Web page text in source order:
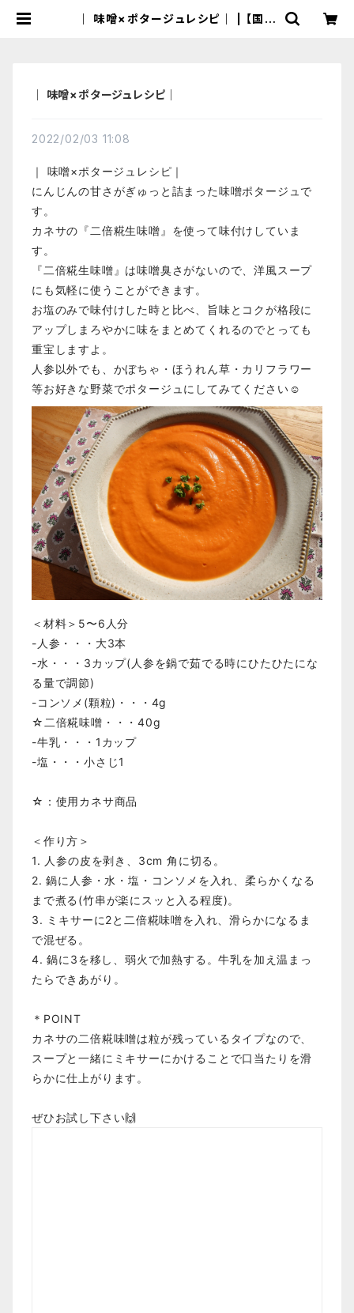
｜ 味噌×ポタージュレシピ｜ | 【国産
｜ 味噌×ポタージュレシピ｜
2022/02/03 11:08
｜ 味噌×ポタージュレシピ｜
にんじんの甘さがぎゅっと詰まった味噌ポタージュで
す。
カネサの『二倍糀生味噌』を使って味付けしていま
す。
『二倍糀生味噌』は味噌臭さがないので、洋風スープ
にも気軽に使うことができます。
お塩のみで味付けした時と比べ、旨味とコクが格段に
アップしまろやかに味をまとめてくれるのでとっても
重宝しますよ。
人参以外でも、かぼちゃ・ほうれん草・カリフラワー
等お好きな野菜でポタージュにしてみてください☺️
＜材料＞5〜6人分
-人参・・・大3本
-水・・・3カップ(人参を鍋で茹でる時にひたひたにな
る量で調節)
-コンソメ(顆粒)・・・4g
☆二倍糀味噌・・・40g
-牛乳・・・1カップ
-塩・・・小さじ1
☆：使用カネサ商品
＜作り方＞
1. 人参の皮を剥き、3cm 角に切る。
2. 鍋に人参・水・塩・コンソメを入れ、柔らかくなる
まで煮る(竹串が楽にスッと入る程度)。
3. ミキサーに2と二倍糀味噌を入れ、滑らかになるま
で混ぜる。
4. 鍋に3を移し、弱火で加熱する。牛乳を加え温まっ
たらできあがり。
＊POINT
カネサの二倍糀味噌は粒が残っているタイプなので、
スープと一緒にミキサーにかけることで口当たりを滑
らかに仕上がります。
ぜひお試し下さい🙌